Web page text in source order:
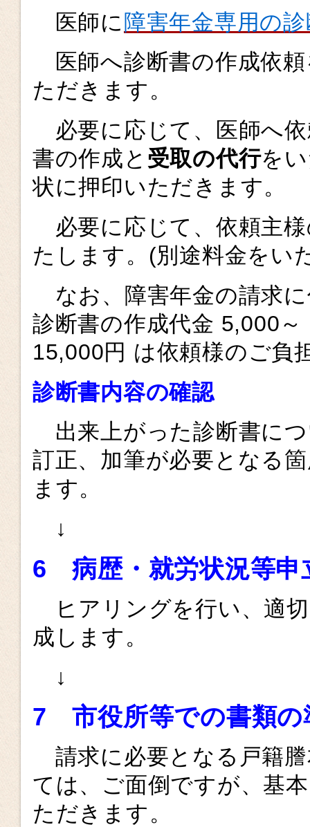
医師に 障害年金専用の
医師へ診断書の作成依
ただきます。
必要に応じて、医師へ
書の作成と 受取の代行を
状に押印いただきます。
必要に応じて、依頼主
たします。(別途料金をい
なお、障害年金の請求
診断書の作成代金 5,000～
15,000円 は依頼様のご負
診断書内容の確認
出来上がった診断書に
訂正、加筆が必要となる
ます。
↓
6 病歴・就労状況等申
ヒアリングを行い、適
成します。
↓
7 市役所等での書類の
請求に必要となる戸籍
ては、ご面倒ですが、基
ただきます。